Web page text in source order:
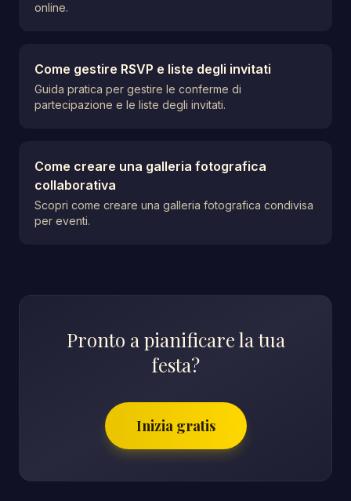
online.
Come gestire RSVP e liste degli invitati
Guida pratica per gestire le conferme di
partecipazione e le liste degli invitati.
Come creare una galleria fotografica
collaborativa
Scopri come creare una galleria fotografica condivisa
per eventi.
Pronto a pianificare la tua
festa?
Inizia gratis